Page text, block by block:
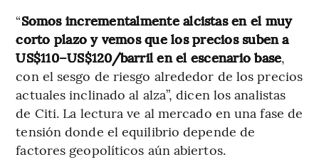
“Somos incrementalmente alcistas en el muy
corto plazo y vemos que los precios suben a
US$110–US$120/barril en el escenario base,
con el sesgo de riesgo alrededor de los precios
actuales inclinado al alza”, dicen los analistas
de Citi. La lectura ve al mercado en una fase de
tensión donde el equilibrio depende de
factores geopolíticos aún abiertos.